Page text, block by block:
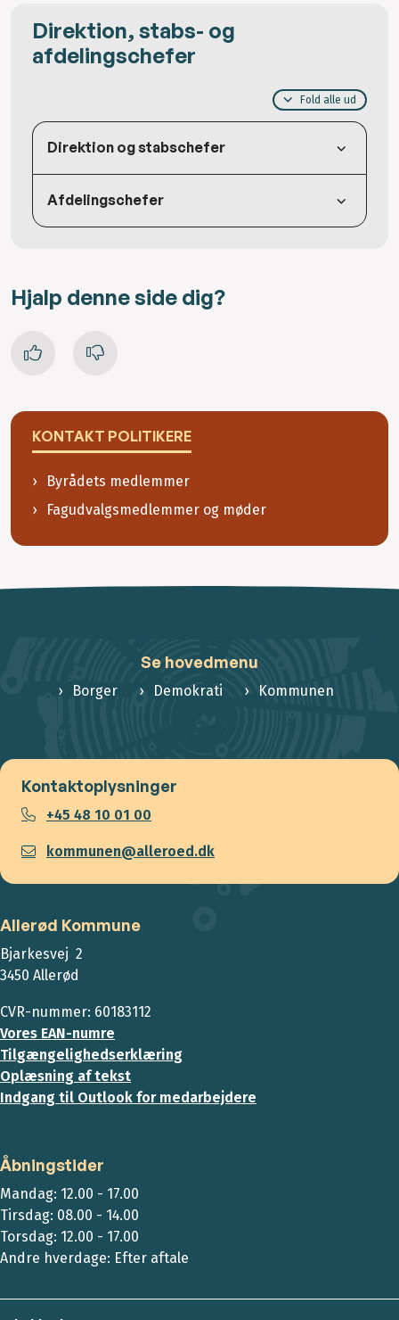
Direktion, stabs- og
afdelingschefer
Fold alle ud
Direktion og stabschefer
Afdelingschefer
Hjalp denne side dig?
KONTAKT POLITIKERE
Byrådets medlemmer
Fagudvalgsmedlemmer og møder
Se hovedmenu
Borger Demokrati Kommunen
Kontaktoplysninger
+45 48 10 01 00
kommunen@alleroed.dk
Allerød Kommune
Bjarkesvej 2
3450 Allerød
CVR-nummer: 60183112
Vores EAN-numre
Tilgængelighedserklæring
Oplæsning af tekst
Indgang til Outlook for medarbejdere
Åbningstider
Mandag: 12.00 - 17.00
Tirsdag: 08.00 - 14.00
Torsdag: 12.00 - 17.00
Andre hverdage: Efter aftale